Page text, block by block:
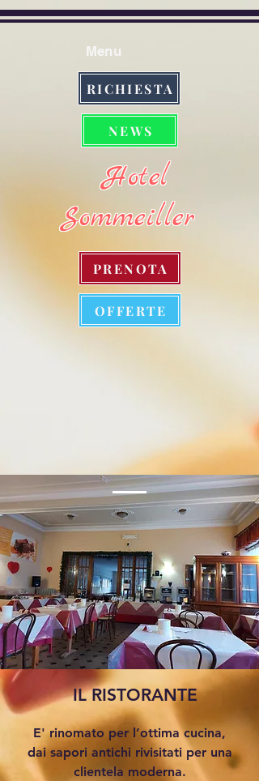
Menu
Hotel
Sommeiller
PRENOTA
OFFERTE
RICHIESTA
NEWS
IL RISTORANTE
E'rinomato per l’ottima cucina,
dai sapori antichi rivisitati per una
clientela moderna.